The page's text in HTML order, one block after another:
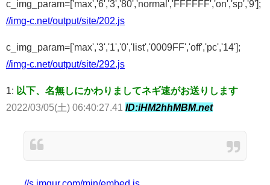
c_img_param=['max','6','3','80','normal','FFFFFF','on','sp','9'];
//img-c.net/output/site/202.js
c_img_param=['max','3','1','0','list','0009FF','off','pc','14'];
//img-c.net/output/site/292.js
1: 以下、名無しにかわりましてネギ速がお送りします
2022/03/05(土) 06:40:27.41 ID:iHM2hhMBM.net